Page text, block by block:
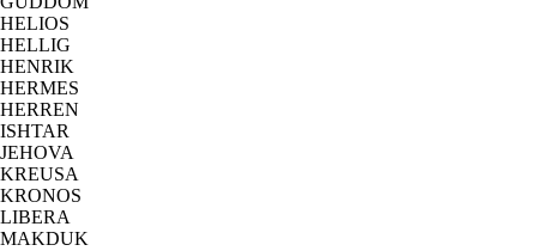
HELIOS
HELLIG
HENRIK
HERMES
HERREN
ISHTAR
JEHOVA
KREUSA
KRONOS
LIBERA
MAKDUK